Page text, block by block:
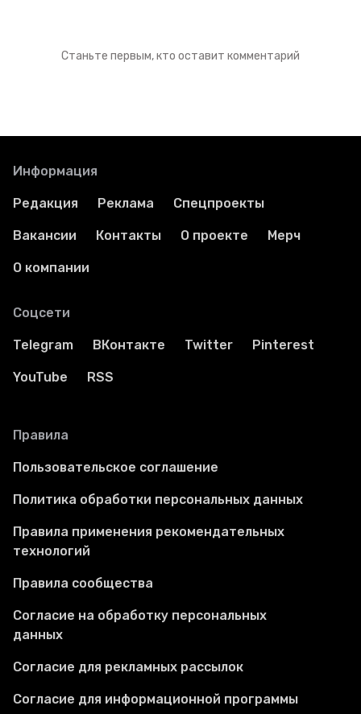
Станьте первым, кто оставит комментарий
Информация
Редакция Реклама Спецпроекты
Вакансии Контакты О проекте Мерч
О компании
Соцсети
Telegram ВКонтакте Twitter Pinterest
YouTube RSS
Правила
Пользовательское соглашение
Политика обработки персональных данных
Правила применения рекомендательных
технологий
Правила сообщества
Согласие на обработку персональных
данных
Согласие для рекламных рассылок
Согласие для информационной программы